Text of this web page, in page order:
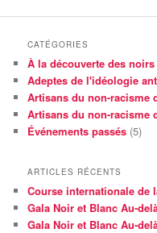
CATÉGORIES
À la découverte des noirs
Adeptes de l'idéologie
Artisans du non-racisme
Artisans du non-racisme
Événements passés (5)
ARTICLES RÉCENTS
Course internationale de
Gala Noir et Blanc Au-
Gala Noir et Blanc Au-